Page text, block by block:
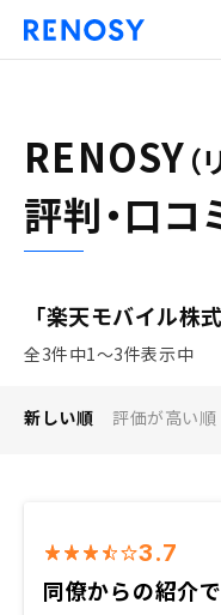
RENOSY （
評判・口コ
「楽天モバイル株
全3件中1〜3件表示中
新しい順 評価が高い順
3.7
同僚からの紹介